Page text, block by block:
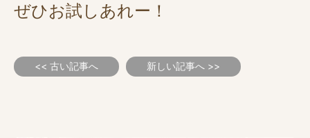
ぜひお試しあれー！
<< 古い記事へ 新しい記事へ >>